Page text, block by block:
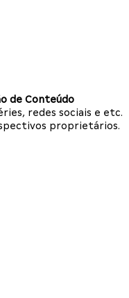
de Conteúdo
redes sociais e etc.
proprietários.